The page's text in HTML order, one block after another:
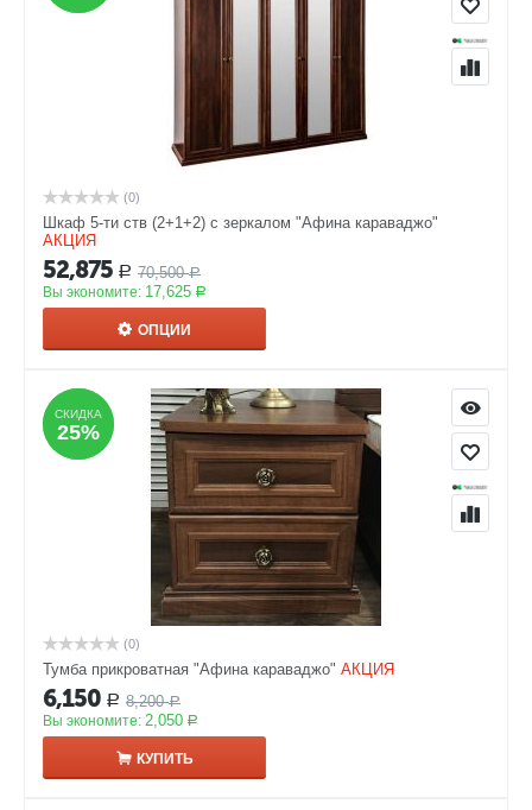
(0)
Шкаф 5-ти ств (2+1+2) с зеркалом "Афина караваджо"
АКЦИЯ
52,875 Р 70,500 Р
Вы экономите: 17,625 Р
ОПЦИИ
СКИДКА
25%
СКИДКА
25%
(0)
Тумба прикроватная "Афина караваджо" АКЦИЯ
6,150 Р 8,200 Р
Вы экономите: 2,050 Р
КУПИТЬ